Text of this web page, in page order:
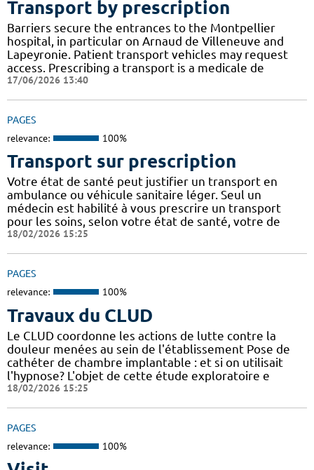
Transport by prescription
Barriers secure the entrances to the Montpellier
hospital, in particular on Arnaud de Villeneuve and
Lapeyronie. Patient transport vehicles may request
access. Prescribing a transport is a medicale de
17/06/2026 13:40
PAGES
relevance: 100%
Transport sur prescription
Votre état de santé peut justifier un transport en
ambulance ou véhicule sanitaire léger. Seul un
médecin est habilité à vous prescrire un transport
pour les soins, selon votre état de santé, votre de
18/02/2026 15:25
PAGES
relevance: 100%
Travaux du CLUD
Le CLUD coordonne les actions de lutte contre la
douleur menées au sein de l'établissement Pose de
cathéter de chambre implantable : et si on utilisait
l'hypnose? L'objet de cette étude exploratoire e
18/02/2026 15:25
PAGES
relevance: 100%